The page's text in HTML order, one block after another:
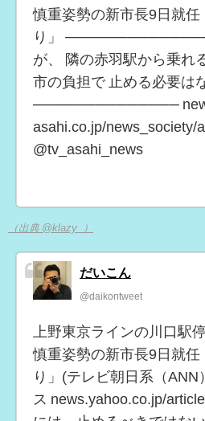
慎重姿勢の新市長9日就
り」 ──────────────
が、 隣の赤羽駅から乗れ
市の負担で 止める必要は
──────────────
asahi.co.jp/news_society/
@tv_asahi_news
（出典 @klazy_）
だいこん
@daikontweet
上野東京ラインの川口駅
慎重姿勢の新市長9日就
り」(テレビ朝日系（ANN
ス news.yahoo.co.jp/